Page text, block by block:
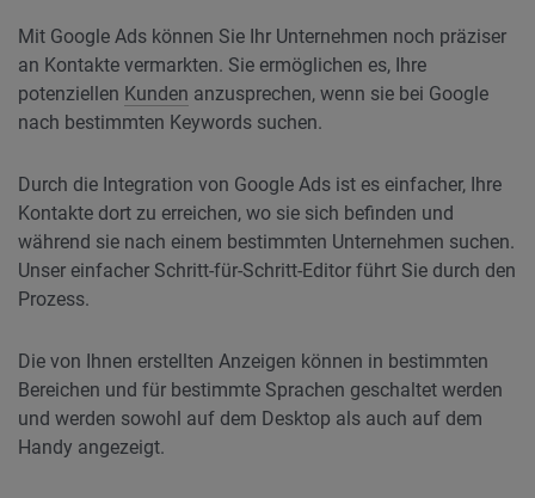
Mit Google Ads können Sie Ihr Unternehmen noch präziser
an Kontakte vermarkten. Sie ermöglichen es, Ihre
potenziellen Kunden anzusprechen, wenn sie bei Google
nach bestimmten Keywords suchen.
Durch die Integration von Google Ads ist es einfacher, Ihre
Kontakte dort zu erreichen, wo sie sich befinden und
während sie nach einem bestimmten Unternehmen suchen.
Unser einfacher Schritt-für-Schritt-Editor führt Sie durch den
Prozess.
Die von Ihnen erstellten Anzeigen können in bestimmten
Bereichen und für bestimmte Sprachen geschaltet werden
und werden sowohl auf dem Desktop als auch auf dem
Handy angezeigt.